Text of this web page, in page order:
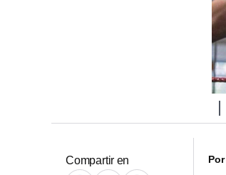
Compartir en Por